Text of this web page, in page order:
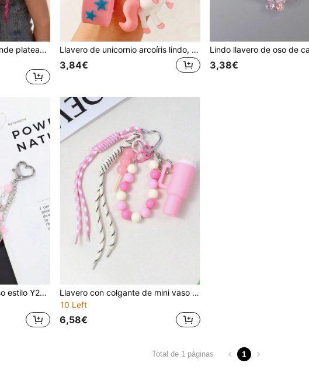
Llavero de corazón grande plateado con perla y lazo, diseño Y2K, accesorio de regalo de aniversario para bolso y llaves de niña
Llavero de unicornio arcoíris lindo, anillo de llaves de dibujos animados creativo, colgante de mochila, regalo para niñas
3,84€ 3,38€
Llavero con dije de bolso estilo Y2K rosa con lazo, estrella, cereza, fresa, lindo para teléfono, cordón para llaves como regalo para niñas
Llavero con colgante de mini vaso de agua, decorativo para bolsos de mujer, mochilas, accesorio de regalo para vacaciones
10 Left
6,58€
Total de 1 páginas 1